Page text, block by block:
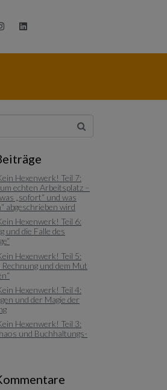
Hexenwerk! Teil 7:
echten Arbeitsplatz –
„sofort“ und was
abgeschrieben wird
Hexenwerk! Teil 6:
und die Falle des
Hexenwerk! Teil 5:
und dem Mut
Hexenwerk! Teil 4:
und der Magie der
Hexenwerk! Teil 3:
und Buchhaltungs-